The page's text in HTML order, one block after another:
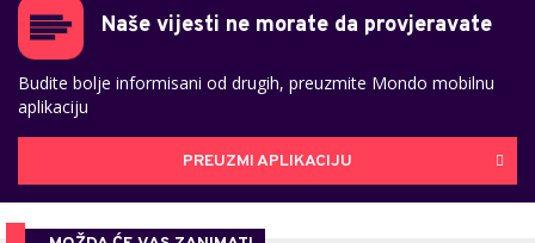
Naše vijesti ne morate da provjeravate
Budite bolje informisani od drugih, preuzmite Mondo mobilnu
aplikaciju
PREUZMI APLIKACIJU